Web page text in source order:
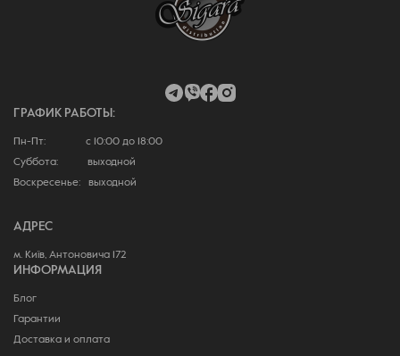
ГРАФИК РАБОТЫ:
Пн-Пт: с 10:00 до 18:00
Суббота: выходной
Воскресенье: выходной
АДРЕС
м. Київ, Антоновича 172
ИНФОРМАЦИЯ
Блог
Гарантии
Доставка и оплата